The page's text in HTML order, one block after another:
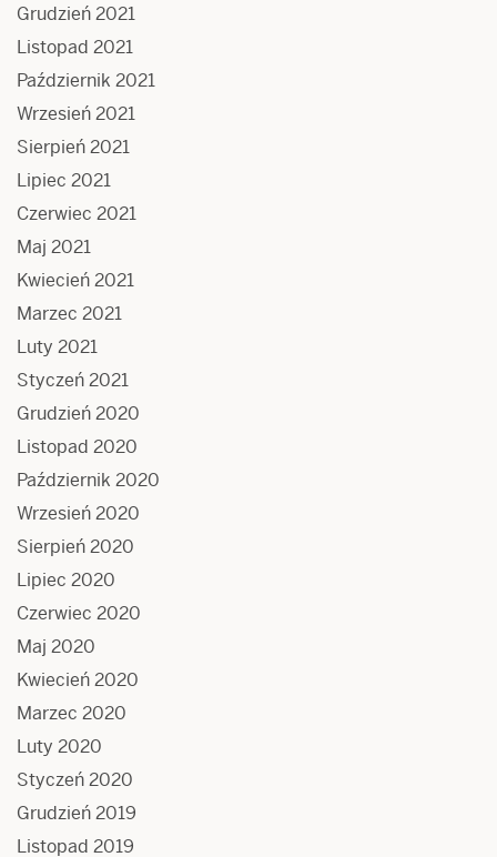
Grudzień 2021
Listopad 2021
Październik 2021
Wrzesień 2021
Sierpień 2021
Lipiec 2021
Czerwiec 2021
Maj 2021
Kwiecień 2021
Marzec 2021
Luty 2021
Styczeń 2021
Grudzień 2020
Listopad 2020
Październik 2020
Wrzesień 2020
Sierpień 2020
Lipiec 2020
Czerwiec 2020
Maj 2020
Kwiecień 2020
Marzec 2020
Luty 2020
Styczeń 2020
Grudzień 2019
Listopad 2019